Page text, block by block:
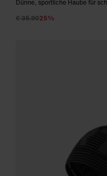
Dünne, sportliche Haube für
€ 35.9025%